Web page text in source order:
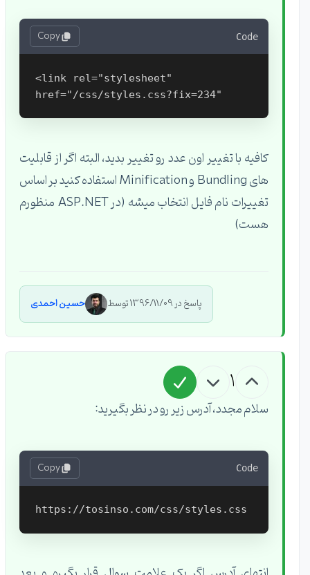
Code
Copy
<link rel="stylesheet"
کافیه با تغییر اون عدد رو تغییر بدید، البته اگر از قابلیت
های Bundling و Minification استفاده کنید بر اساس
تغییرات نام فایل انتخاب میشه (در ASP.NET منظورم
هست)
پاسخ در 1396/11/09 توسط حسین احمدی
سلام مجدد، آدرس زیر رو در نظر بگیرید:
Code
Copy